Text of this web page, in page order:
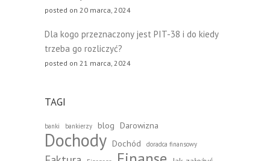
posted on 20 marca, 2024
Dla kogo przeznaczony jest PIT-38 i do kiedy
trzeba go rozliczyć?
posted on 21 marca, 2024
TAGI
banki bankierzy blog Darowizna
Dochody Dochód doradca finansowy